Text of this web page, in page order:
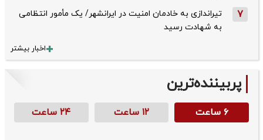
7
تیراندازی به خادمان امنیت در ایرانشهر/ یک مأمور انتظامی
به شهادت رسید
اخبار بیشتر
پربیننده‌ترین
۶ ساعت ۱۲ ساعت ۲۴ ساعت